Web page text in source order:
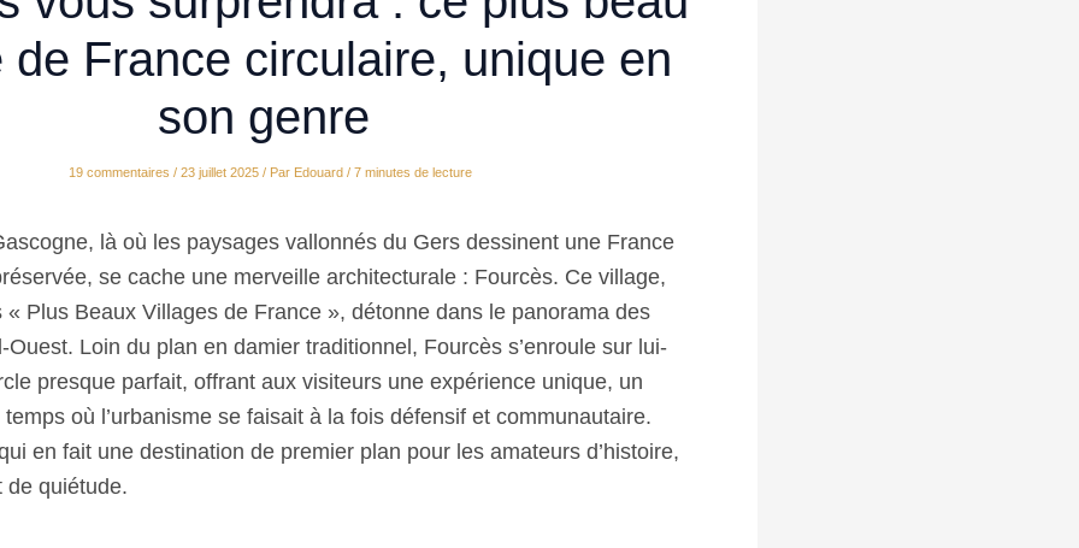
de France circulaire, unique en
son genre
19 commentaires / 23 juillet 2025 / Par Edouard / 7 minutes de lecture
là où les paysages vallonnés du Gers dessinent une France
se cache une merveille architecturale : Fourcès. Ce village,
« Plus Beaux Villages de France », détonne dans le panorama des
Ouest. Loin du plan en damier traditionnel, Fourcès s’enroule sur lui-
presque parfait, offrant aux visiteurs une expérience unique, un
où l’urbanisme se faisait à la fois défensif et communautaire.
en fait une destination de premier plan pour les amateurs d’histoire,
de quiétude.